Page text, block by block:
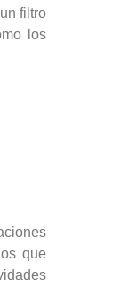
filtro
los
que